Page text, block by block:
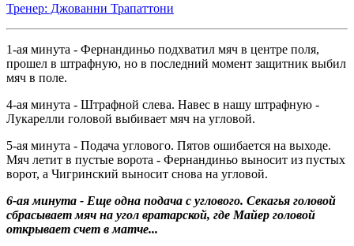
Тренер: Джованни Трапаттони
1-ая минута - Фернандиньо подхватил мяч в центре поля,
прошел в штрафную, но в последний момент защитник выбил
мяч в поле.
4-ая минута - Штрафной слева. Навес в нашу штрафную -
Лукарелли головой выбивает мяч на угловой.
5-ая минута - Подача углового. Пятов ошибается на выходе.
Мяч летит в пустые ворота - Фернандиньо выносит из пустых
ворот, а Чигринский выносит снова на угловой.
6-ая минута - Еще одна подача с углового. Секагья головой
сбрасывает мяч на угол вратарской, где Майер головой
открывает счет в матче...